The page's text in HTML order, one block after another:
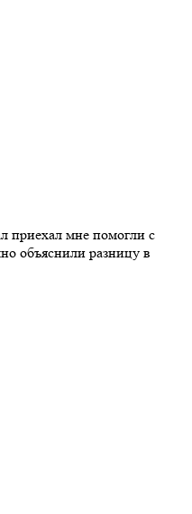
приехал мне помогли с
объяснили разницу в